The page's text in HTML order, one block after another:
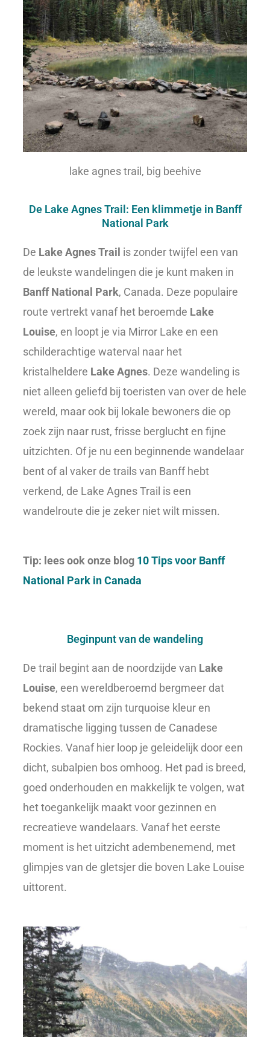
lake agnes trail, big beehive
De Lake Agnes Trail: Een klimmetje in Banff
National Park
De Lake Agnes Trail is zonder twijfel een van
de leukste wandelingen die je kunt maken in
Banff National Park, Canada. Deze populaire
route vertrekt vanaf het beroemde Lake
Louise, en loopt je via Mirror Lake en een
schilderachtige waterval naar het
kristalheldere Lake Agnes. Deze wandeling is
niet alleen geliefd bij toeristen van over de hele
wereld, maar ook bij lokale bewoners die op
zoek zijn naar rust, frisse berglucht en fijne
uitzichten. Of je nu een beginnende wandelaar
bent of al vaker de trails van Banff hebt
verkend, de Lake Agnes Trail is een
wandelroute die je zeker niet wilt missen.
Tip: lees ook onze blog 10 Tips voor Banff
National Park in Canada
Beginpunt van de wandeling
De trail begint aan de noordzijde van Lake
Louise, een wereldberoemd bergmeer dat
bekend staat om zijn turquoise kleur en
dramatische ligging tussen de Canadese
Rockies. Vanaf hier loop je geleidelijk door een
dicht, subalpien bos omhoog. Het pad is breed,
goed onderhouden en makkelijk te volgen, wat
het toegankelijk maakt voor gezinnen en
recreatieve wandelaars. Vanaf het eerste
moment is het uitzicht adembenemend, met
glimpjes van de gletsjer die boven Lake Louise
uittorent.